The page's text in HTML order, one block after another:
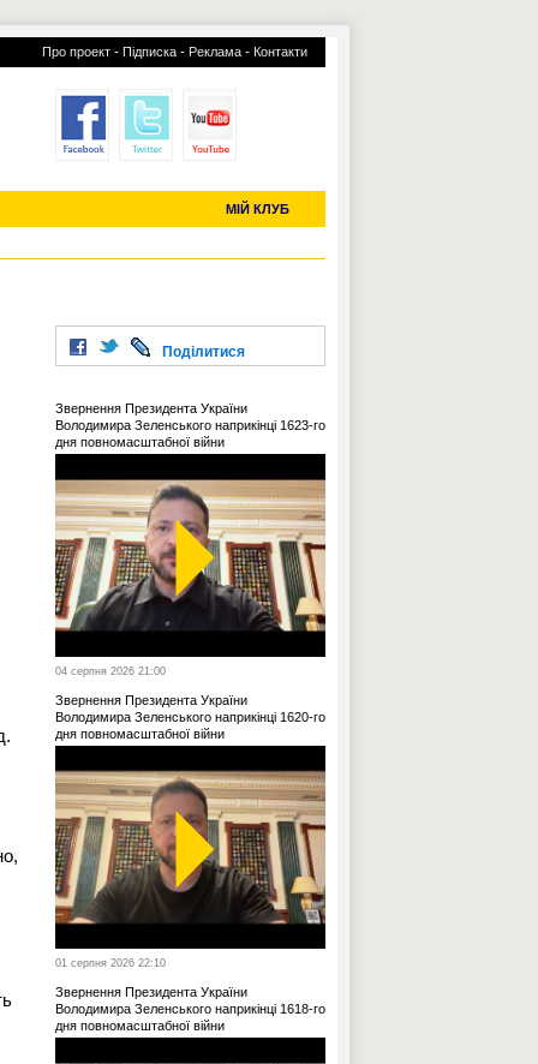
Про проект - Підписка - Реклама - Контакти
МІЙ КЛУБ
УСІ ТРАНСФЕРИ
Поділитися
Звернення Президента України
Володимира Зеленського наприкінці 1623-го
дня повномасштабної війни
04 серпня 2026 21:00
Звернення Президента України
Володимира Зеленського наприкінці 1620-го
дня повномасштабної війни
01 серпня 2026 22:10
Звернення Президента України
Володимира Зеленського наприкінці 1618-го
дня повномасштабної війни